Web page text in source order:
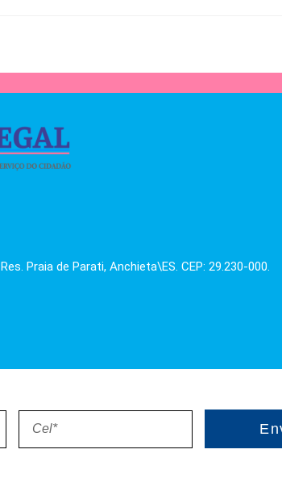
Praia de Parati, Anchieta\ES. CEP: 29.230-000.